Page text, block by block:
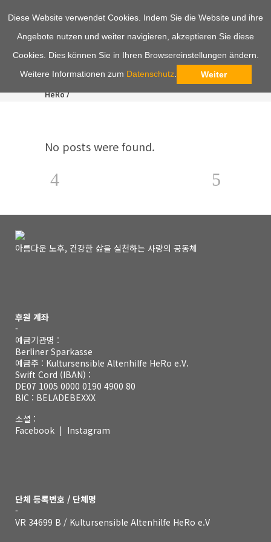
HeRo/
No posts were found.
아름다운 노후, 건강한 삶을 실천하는 사랑의 공동체
후원 계좌
-
예금기관명 :
Berliner Sparkasse
예금주 : Kultursensible Altenhilfe HeRo e.V.
Swift Cord (IBAN) :
DE07 1005 0000 0190 4900 80
BIC : BELADEBEXXX
소셜 :
Facebook | Instagram
단체 등록번호 / 단체명
-
VR 34699 B / Kultursensible Altenhilfe HeRo e.V
Diese Website verwendet Cookies. Indem Sie die Website und ihre
Angebote nutzen und weiter navigieren, akzeptieren Sie diese
Cookies. Dies können Sie in Ihren Browsereinstellungen ändern.
Weitere Informationen zum Datenschutz. Weiter